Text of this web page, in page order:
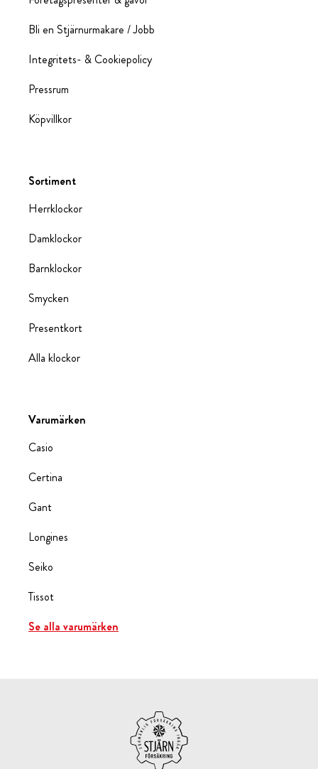
Bli en Stjärnurmakare / Jobb
Integritets- & Cookiepolicy
Pressrum
Köpvillkor
Sortiment
Herrklockor
Damklockor
Barnklockor
Smycken
Presentkort
Alla klockor
Varumärken
Casio
Certina
Gant
Longines
Seiko
Tissot
Se alla varumärken